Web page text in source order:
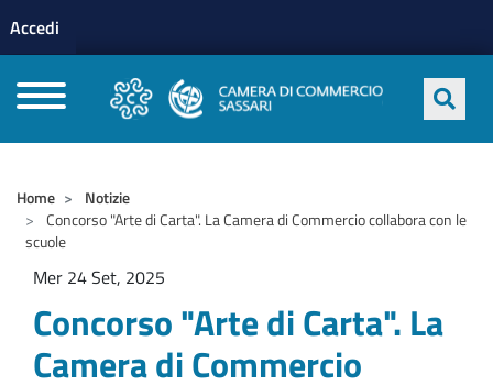
profilo utente
Accedi
Home
Notizie
Concorso "Arte di Carta". La Camera di Commercio collabora con le
scuole
Mer 24 Set, 2025
Concorso "Arte di Carta". La
Camera di Commercio